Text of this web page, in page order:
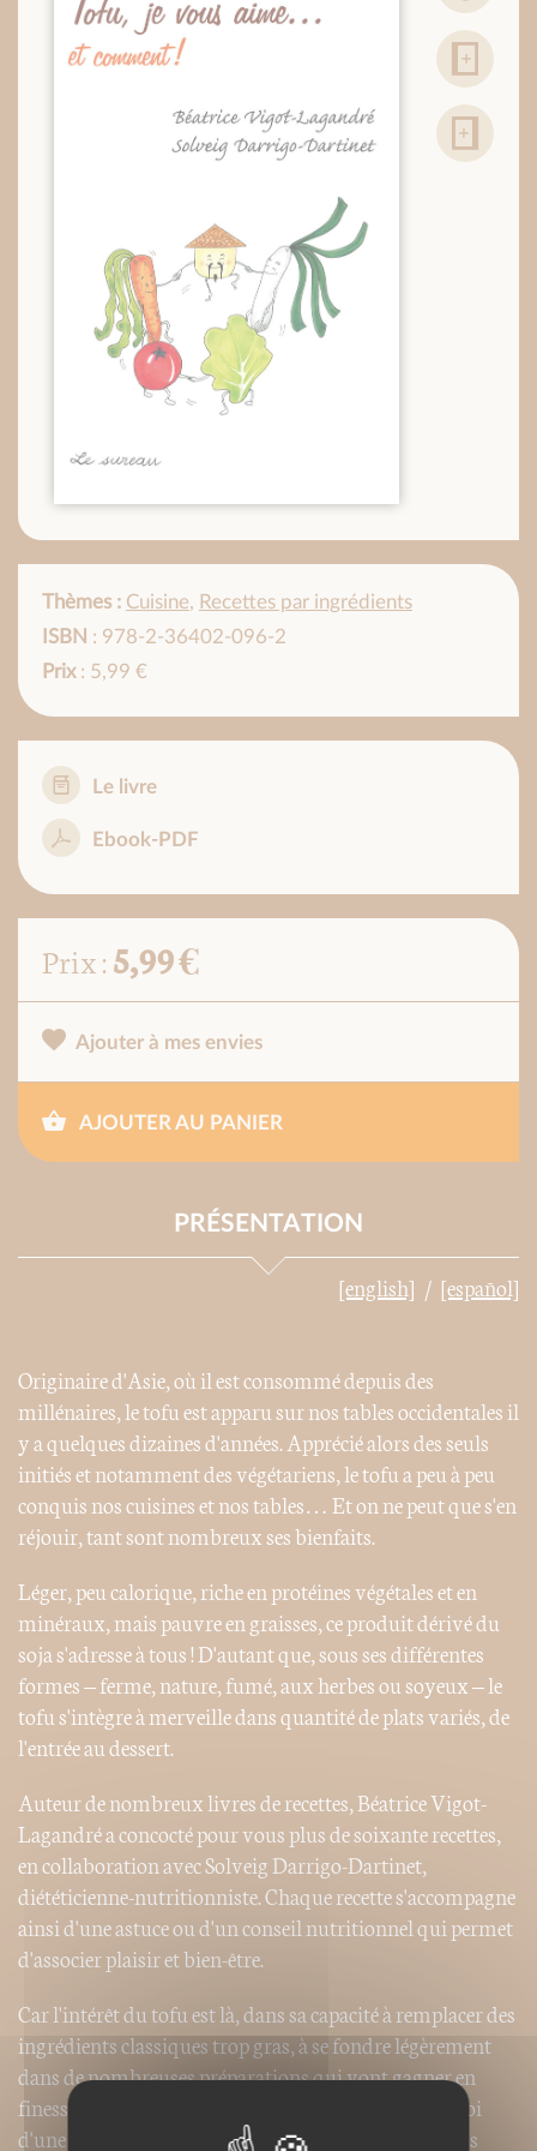
Thèmes : Cuisine, Recettes par ingrédients
ISBN : 978-2-36402-096-2
Prix: 5,99 €
Le livre
Ebook-PDF
Prix :5,99 €
Ajouter à mes envies
AJOUTER AU PANIER
PRÉSENTATION
[english] [español]
Originaire d'Asie, où il est consommé depuis des
millénaires, le tofu est apparu sur nos tables occidentales il
y a quelques dizaines d'années. Apprécié alors des seuls
initiés et notamment des végétariens, le tofu a peu à peu
conquis nos cuisines et nos tables… Et on ne peut que s'en
réjouir, tant sont nombreux ses bienfaits.
Léger, peu calorique, riche en protéines végétales et en
minéraux, mais pauvre en graisses, ce produit dérivé du
soja s'adresse à tous ! D'autant que, sous ses différentes
formes – ferme, nature, fumé, aux herbes ou soyeux – le
tofu s'intègre à merveille dans quantité de plats variés, de
l'entrée au dessert.
Auteur de nombreux livres de recettes, Béatrice Vigot-
Lagandré a concocté pour vous plus de soixante recettes,
en collaboration avec Solveig Darrigo-Dartinet,
diététicienne-nutritionniste. Chaque recette s'accompagne
ainsi d'une astuce ou d'un conseil nutritionnel qui permet
d'associer plaisir et bien-être.
Car l'intérêt du tofu est là, dans sa capacité à remplacer des
ingrédients classiques trop gras, à se fondre légèrement
dans de nombreuses préparations qui vont gagner en
finesse et dont il va relever les saveurs ! Et d'un emploi
d'une rare simplicité ! Au quotidien et pour les grands